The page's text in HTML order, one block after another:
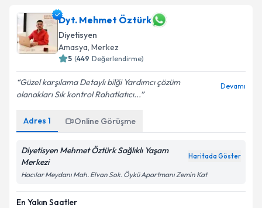
Dyt. Mehmet Öztürk
Diyetisyen
Amasya, Merkez
5 (449 Değerlendirme)
Güzel karşılama Detaylı bilği Yardımcı çözüm
olanakları Sık kontrol Rahatlatıcı...
Devamı
Adres 1 Online Görüşme
Diyetisyen Mehmet Öztürk Sağlıklı Yaşam
Merkezi
Haritada Göster
Hacılar Meydanı Mah. Elvan Sok. Öykü Apartmanı Zemin Kat
En Yakın Saatler